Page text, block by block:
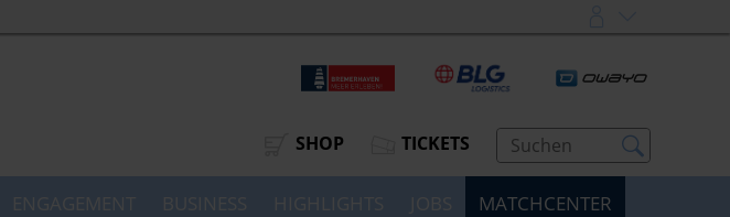
SHOP TICKETS
MATCHCENTER